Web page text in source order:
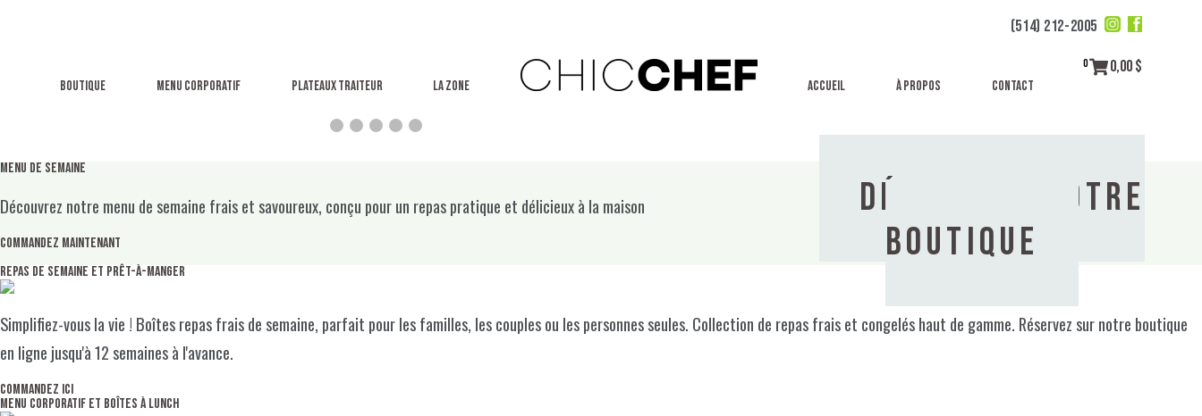
(514) 212-2005
0 0,00$
Boutique Menu corporatif Plateaux traiteur La Zone Accueil À propos Contact
MENU DE SEMAINE
Découvrez notre menu de semaine frais et savoureux, conçu pour un repas pratique et délicieux à la maison
COMMANDEZ MAINTENANT
Découvrir notre
Boutique
Repas de semaine et prêt-à-manger
Simplifiez-vous la vie ! Boîtes repas frais de semaine, parfait pour les familles, les couples ou les personnes seules. Collection de repas frais et congelés haut de gamme. Réservez sur notre boutique
en ligne jusqu'à 12 semaines à l'avance.
Commandez ici
MENU CORPORATIF ET BOÎTES À LUNCH